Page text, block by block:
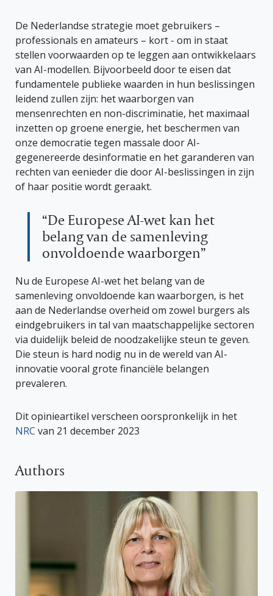
De Nederlandse strategie moet gebruikers –
professionals en amateurs – kort - om in staat
stellen voorwaarden op te leggen aan ontwikkelaars
van AI-modellen. Bijvoorbeeld door te eisen dat
fundamentele publieke waarden in hun beslissingen
leidend zullen zijn: het waarborgen van
mensenrechten en non-discriminatie, het maximaal
inzetten op groene energie, het beschermen van
onze democratie tegen massale door AI-
gegenereerde desinformatie en het garanderen van
rechten van eenieder die door AI-beslissingen in zijn
of haar positie wordt geraakt.
“De Europese AI-wet kan het
belang van de samenleving
onvoldoende waarborgen”
Nu de Europese AI-wet het belang van de
samenleving onvoldoende kan waarborgen, is het
aan de Nederlandse overheid om zowel burgers als
eindgebruikers in tal van maatschappelijke sectoren
via duidelijk beleid de noodzakelijke steun te geven.
Die steun is hard nodig nu in de wereld van AI-
innovatie vooral grote financiële belangen
prevaleren.
Dit opinieartikel verscheen oorspronkelijk in het
NRC van 21 december 2023
Authors